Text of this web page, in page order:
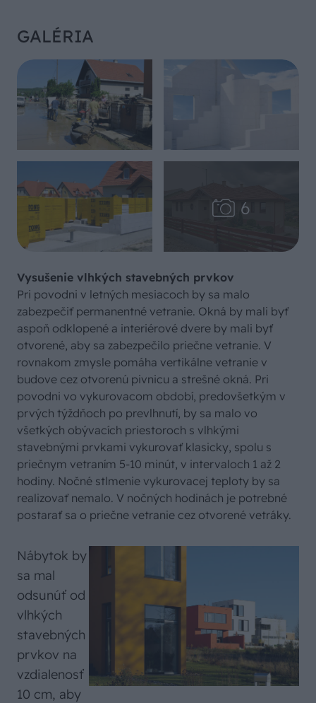
GALÉRIA
Vysušenie vlhkých stavebných prvkov
Pri povodni v letných mesiacoch by sa malo
zabezpečiť permanentné vetranie. Okná by mali byť
aspoň odklopené a interiérové dvere by mali byť
otvorené, aby sa zabezpečilo priečne vetranie. V
rovnakom zmysle pomáha vertikálne vetranie v
budove cez otvorenú pivnicu a strešné okná. Pri
povodni vo vykurovacom období, predovšetkým v
prvých týždňoch po prevlhnutí, by sa malo vo
všetkých obývacích priestoroch s vlhkými
stavebnými prvkami vykurovať klasicky, spolu s
priečnym vetraním 5-10 minút, v intervaloch 1 až 2
hodiny. Nočné stlmenie vykurovacej teploty by sa
realizovať nemalo. V nočných hodinách je potrebné
postarať sa o priečne vetranie cez otvorené vetráky.
Nábytok by
sa mal
odsunúť od
vlhkých
stavebných
prvkov na
vzdialenosť
10 cm, aby